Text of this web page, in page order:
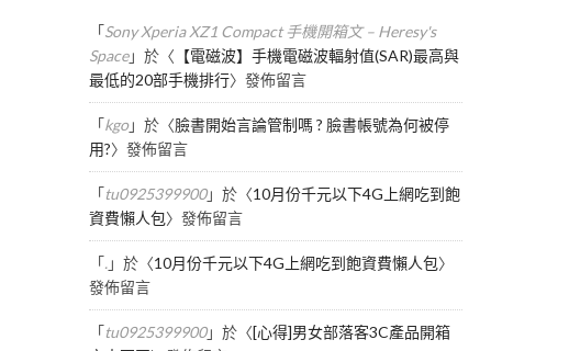
「Sony Xperia XZ1 Compact 手機開箱文 – Heresy's
Space」於〈 【電磁波】手機電磁波輻射值(SAR)最高與
最低的20部手機排行〉發佈留言
「kgo」於〈臉書開始言論管制嗎 ? 臉書帳號為何被停
用?〉發佈留言
「tu0925399900」於〈10月份千元以下4G上網吃到飽
資費懶人包〉發佈留言
「.」於〈10月份千元以下4G上網吃到飽資費懶人包〉
發佈留言
「tu0925399900」於〈[心得]男女部落客3C產品開箱